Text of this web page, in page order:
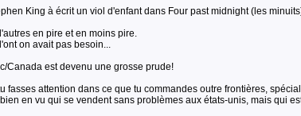
King à écrit un viol d'enfant dans Four past midnight (les
en pire et en moins pire.
on avait pas besoin...
Canada est devenu une grosse prude!
fasses attention dans ce que tu commandes outre frontières,
en vu qui se vendent sans problèmes aux états-unis, mais qui